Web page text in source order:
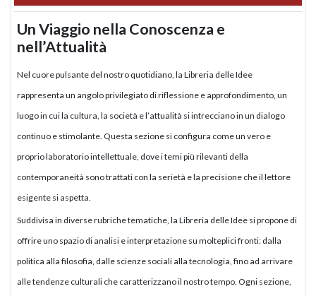
Un Viaggio nella Conoscenza e
nell’Attualità
Nel cuore pulsante del nostro quotidiano, la Libreria delle Idee
rappresenta un angolo privilegiato di riflessione e approfondimento, un
luogo in cui la cultura, la società e l’attualità si intrecciano in un dialogo
continuo e stimolante. Questa sezione si configura come un vero e
proprio laboratorio intellettuale, dove i temi più rilevanti della
contemporaneità sono trattati con la serietà e la precisione che il lettore
esigente si aspetta.
Suddivisa in diverse rubriche tematiche, la Libreria delle Idee si propone di
offrire uno spazio di analisi e interpretazione su molteplici fronti: dalla
politica alla filosofia, dalle scienze sociali alla tecnologia, fino ad arrivare
alle tendenze culturali che caratterizzano il nostro tempo. Ogni sezione,